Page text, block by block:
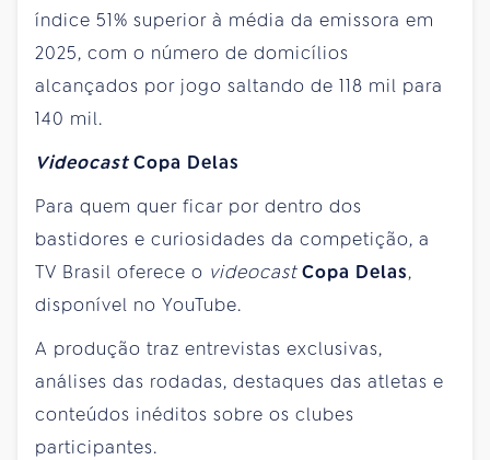
índice 51% superior à média da emissora em
2025, com o número de domicílios
alcançados por jogo saltando de 118 mil para
140 mil.
VideocastCopa Delas
Para quem quer ficar por dentro dos
bastidores e curiosidades da competição, a
TV Brasil oferece o videocastCopa Delas,
disponível no YouTube.
A produção traz entrevistas exclusivas,
análises das rodadas, destaques das atletas e
conteúdos inéditos sobre os clubes
participantes.